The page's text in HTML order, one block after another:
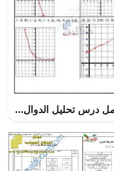
أوراق عمل درس تحليل الدوال باستخدام الفروق المتتالية مع الحل, (رياضيات) العاشر العام